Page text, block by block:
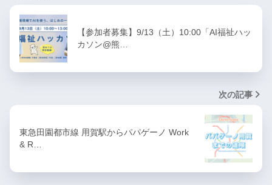
【参加者募集】9/13（土）10:00「AI福祉ハッ
カソン@熊…
次の記事
東急田園都市線 用賀駅からパパゲーノ Work
& R…